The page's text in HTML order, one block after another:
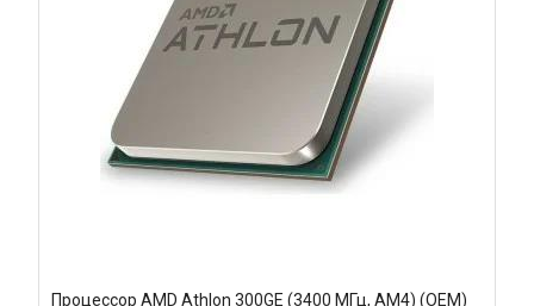
Процессор AMD Athlon 300GE (3400 МГц, AM4) (OEM)